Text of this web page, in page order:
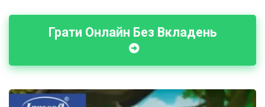
Грати Онлайн Без Вкладень